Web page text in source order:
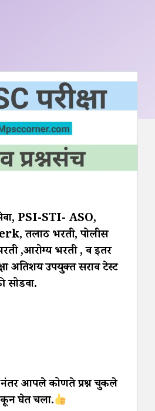
PSI-STI- ASO,
तलाठी भरती, पोलीस
,आरोग्य भरती , व इतर
अतिशय उपयुक्त सराव टेस्ट
सोडवा.
आपले कोणते प्रश्न चुकले
घेत चला.